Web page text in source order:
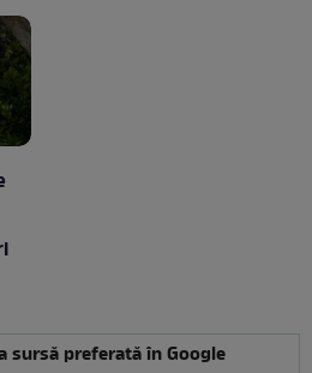
sursă preferată în Google